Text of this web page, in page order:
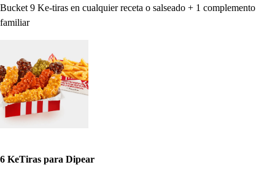
Bucket 9 Ke-tiras en cualquier receta o salseado + 1 complemento
familiar
6 KeTiras para Dipear